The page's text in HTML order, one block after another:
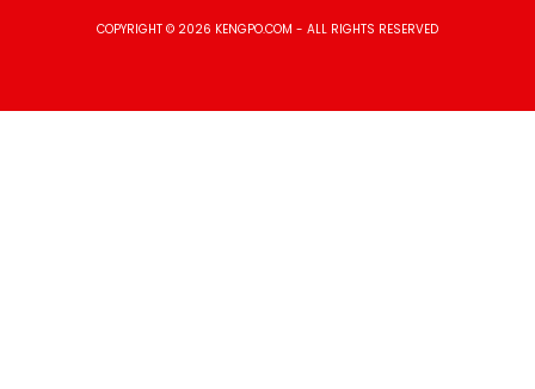
COPYRIGHT © 2026 KENGPO.COM - ALL RIGHTS RESERVED